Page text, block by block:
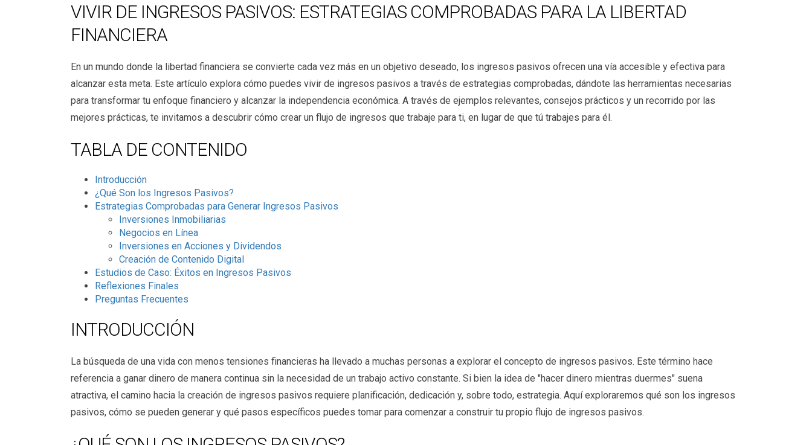
VIVIR DE INGRESOS PASIVOS: ESTRATEGIAS COMPROBADAS PARA LA LIBERTAD
FINANCIERA
En un mundo donde la libertad financiera se convierte cada vez más en un objetivo deseado, los ingresos pasivos ofrecen una vía accesible y efectiva para
alcanzar esta meta. Este artículo explora cómo puedes vivir de ingresos pasivos a través de estrategias comprobadas, dándote las herramientas necesarias
para transformar tu enfoque financiero y alcanzar la independencia económica. A través de ejemplos relevantes, consejos prácticos y un recorrido por las
mejores prácticas, te invitamos a descubrir cómo crear un flujo de ingresos que trabaje para ti, en lugar de que tú trabajes para él.
TABLA DE CONTENIDO
Introducción
¿Qué Son los Ingresos Pasivos?
Estrategias Comprobadas para Generar Ingresos Pasivos
Inversiones Inmobiliarias
Negocios en Línea
Inversiones en Acciones y Dividendos
Creación de Contenido Digital
Estudios de Caso: Éxitos en Ingresos Pasivos
Reflexiones Finales
Preguntas Frecuentes
INTRODUCCIÓN
La búsqueda de una vida con menos tensiones financieras ha llevado a muchas personas a explorar el concepto de ingresos pasivos. Este término hace
referencia a ganar dinero de manera continua sin la necesidad de un trabajo activo constante. Si bien la idea de "hacer dinero mientras duermes" suena
atractiva, el camino hacia la creación de ingresos pasivos requiere planificación, dedicación y, sobre todo, estrategia. Aquí exploraremos qué son los ingresos
pasivos, cómo se pueden generar y qué pasos específicos puedes tomar para comenzar a construir tu propio flujo de ingresos pasivos.